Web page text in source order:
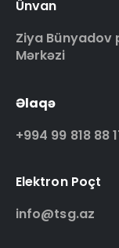
Ünvan
Ziya Bünyadov
Mərkəzi
Əlaqə
+994 99 818 88
Elektron Poçt
info@tsg.az